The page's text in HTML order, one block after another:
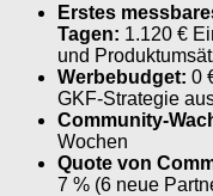
Erstes
Tagen: 1.120 €
und
Werbebudget: 0
GKF-Strategie
Community-
Wochen
Quote von
7 % (6 neue